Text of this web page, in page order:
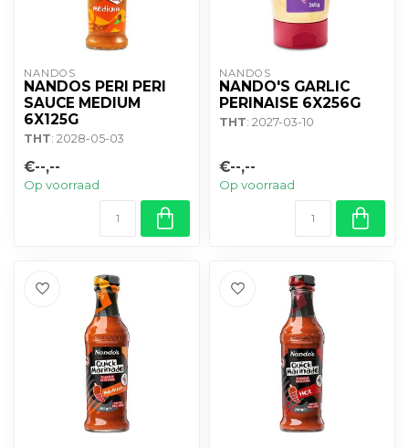
NANDOS
NANDOS PERI PERI
SAUCE MEDIUM
6X125G
THT: 2028-05-03
€--,--
Op voorraad
NANDOS
NANDO'S GARLIC
PERINAISE 6X256G
THT: 2027-03-10
€--,--
Op voorraad